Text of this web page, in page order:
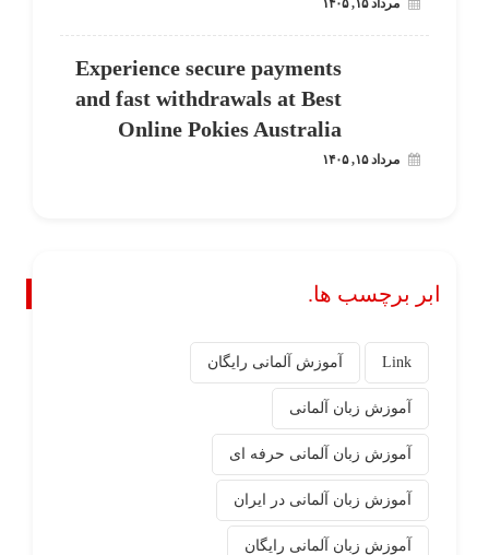
مرداد ۱۵, ۱۴۰۵
Experience secure payments
and fast withdrawals at Best
Online Pokies Australia
مرداد ۱۵, ۱۴۰۵
ابر برچسب ها.
Link آموزش آلمانی رایگان
آموزش زبان آلمانی
آموزش زبان آلمانی حرفه ای
آموزش زبان آلمانی در ایران
آموزش زبان آلمانی رایگان